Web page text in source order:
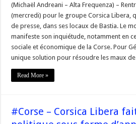
(Michaël Andreani – Alta Frequenza) –
(mercredi) pour le groupe Corsica Libera,
de presse, dans ses locaux de Bastia. Le
manifeste son inquiétude, notamment en
sociale et économique de la Corse. Pour
unique solution pour résoudre les maux
Read More »
#Corse – Corsica Libera